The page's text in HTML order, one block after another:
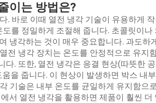
이는 방법은?
. 바로 이때 열전 냉각 기술이 유용하게
를 정밀하게 조절해 줍니다. 초콜릿이나
냉각하는 것이 매우 중요합니다. 과도하
전 냉각 장치는 온도를 안정적으로 유지
. 또한, 열전 냉각은 응결 현상(따뜻한 공
을 줍니다. 이 현상이 발생하면 박스 내
기술은 내부 온도를 균일하게 유지함으
서 열전 냉각을 활용하면 제품이 훨씬 더